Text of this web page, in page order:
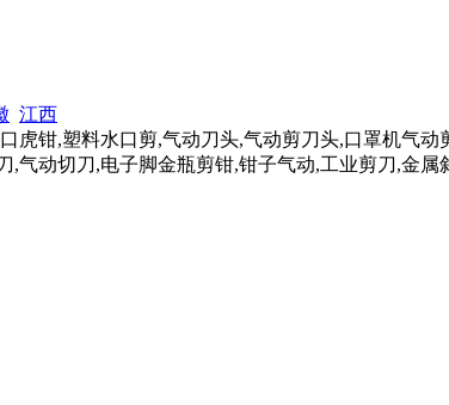
江西
钳,塑料水口剪,气动刀头,气动剪刀头,口罩机气动
动切刀,电子脚金瓶剪钳,钳子气动,工业剪刀,金属